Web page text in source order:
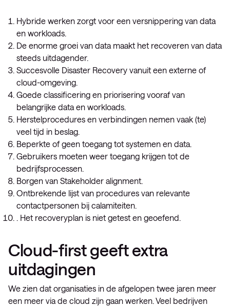
Hybride werken zorgt voor een versnippering van data
en workloads.
De enorme groei van data maakt het recoveren van data
steeds uitdagender.
Succesvolle Disaster Recovery vanuit een externe of
cloud-omgeving.
Goede classificering en priorisering vooraf van
belangrijke data en workloads.
Herstelprocedures en verbindingen nemen vaak (te)
veel tijd in beslag.
Beperkte of geen toegang tot systemen en data.
Gebruikers moeten weer toegang krijgen tot de
bedrijfsprocessen.
Borgen van Stakeholder alignment.
Ontbrekende lijst van procedures van relevante
contactpersonen bij calamiteiten.
. Het recoveryplan is niet getest en geoefend.
Cloud-first geeft extra
uitdagingen
We zien dat organisaties in de afgelopen twee jaren meer
een meer via de cloud zijn gaan werken. Veel bedrijven